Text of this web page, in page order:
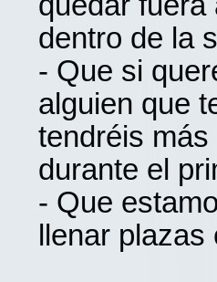
dentro de la
- Que si
alguien que
tendréis
durante el
- Que
llenar plazas